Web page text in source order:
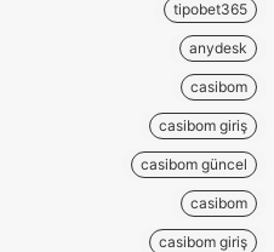
tipobet365
anydesk
casibom
casibom giriş
casibom güncel
casibom
casibom giriş